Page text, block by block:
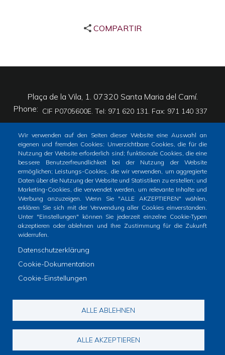
COMPARTIR
Footer
menu
1
Home
2
Inici Tràmits Totes les notícies
Horari atenció al públic
De dilluns a dimecres i divendres: de 9 a 14h
Dijous: de 9 a 19h
Plaça de la Vila, 1. 07320 Santa Maria del Camí.
Phone
CIF P0705600E. Tel: 971 620 131. Fax: 971 140 337
Footer
info
menu
Política de galetes (Cookies)
Política de privacitat
RAT
© Ajuntament de Santa Maria del Camí.
Wir verwenden auf den Seiten dieser Website eine Auswahl an
eigenen und fremden Cookies: Unverzichtbare Cookies, die für die
Nutzung der Website erforderlich sind; funktionale Cookies, die eine
bessere Benutzerfreundlichkeit bei der Nutzung der Website
ermöglichen; Leistungs-Cookies, die wir verwenden, um aggregierte
Daten über die Nutzung der Website und Statistiken zu erstellen; und
Marketing-Cookies, die verwendet werden, um relevante Inhalte und
Werbung anzuzeigen. Wenn Sie "ALLE AKZEPTIEREN" wählen,
erklären Sie sich mit der Verwendung aller Cookies einverstanden.
Unter "Einstellungen" können Sie jederzeit einzelne Cookie-Typen
akzeptieren oder ablehnen und Ihre Zustimmung für die Zukunft
widerrufen.
Datenschutzerklärung
Cookie-Dokumentation
Cookie-Einstellungen
ALLE ABLEHNEN
ALLE AKZEPTIEREN